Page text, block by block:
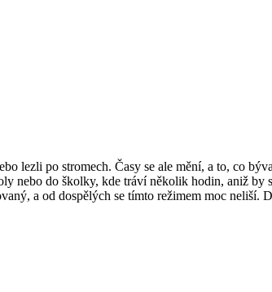
lezli po stromech. Časy se ale mění, a to, co
nebo do školky, kde tráví několik hodin, aniž
a od dospělých se tímto režimem moc